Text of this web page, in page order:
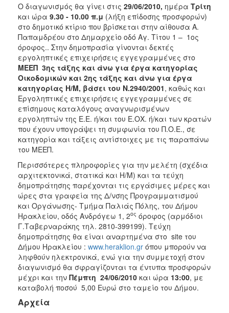
ΑΝΘΕΚΤΙΚΗ
ΠΟΛΗ
Ο διαγωνισμός θα γίνει στις 29/06/2010, ημέρα Τρίτη
και ώρα 9.30 - 10.00 π.μ (λήξη επίδοσης προσφορών)
στο δημοτικό κτίριο που βρίσκεται στην αίθουσα Α.
Παπαμδρέου στο Δημαρχείο οδό Αγ. Τίτου 1 – 1ος
όροφος.. Στην δημοπρασία γίνονται δεκτές
εργοληπτικές επιχειρήσεις εγγεγραμμένες στο
ΜΕΕΠ 3ης τάξης και άνω για έργα κατηγορίας
Οικοδομικών και 2ης τάξης και άνω για έργα
κατηγορίας Η/Μ, βάσει του Ν.2940/2001, καθώς και
Εργοληπτικές επιχειρήσεις εγγεγραμμένες σε
επίσημους καταλόγους αναγνωρισμένων
εργοληπτών της Ε.Ε. ή/και του Ε.ΟΧ. ή/και των κρατών
που έχουν υπογράψει τη συμφωνία του Π.Ο.Ε., σε
κατηγορία και τάξεις αντίστοιχες με τις παραπάνω
του ΜΕΕΠ.
Περισσότερες πληροφορίες για την μελέτη (σχέδια
αρχιτεκτονικά, στατικά και Η/Μ) και τα τεύχη
δημοπράτησης παρέχονται τις εργάσιμες μέρες και
ώρες στα γραφεία της Δ/νσης Προγραμματισμού
και Οργάνωσης- Τμήμα Παλιάς Πόλης, του Δήμου
Ηρακλείου, οδός Ανδρόγεω 1, 2ος όροφος (αρμόδιοι
Γ.Ταβερναράκης τηλ. 2810-399199). Τεύχη
δημοπράτησης θα είναι αναρτημένα στο site του
Δήμου Ηρακλείου : www.heraklion.gr όπου μπορούν να
ληφθούν ηλεκτρονικά, ενώ για την συμμετοχή στον
διαγωνισμό θα σφραγίζονται τα έντυπα προσφορών
μέχρι και την Πέμπτη 24/06/2010 και ώρα 13:00, με
καταβολή ποσού 5,00 Ευρώ στο ταμείο του Δήμου.
Αρχεία